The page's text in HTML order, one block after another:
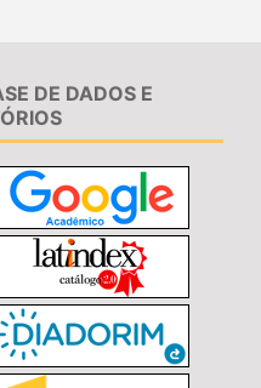
DE DADOS E